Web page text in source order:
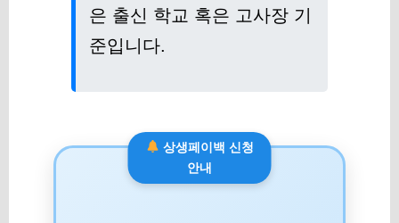
은 출신 학교 혹은 고사장 기
준입니다.
상생페이백 신청
안내